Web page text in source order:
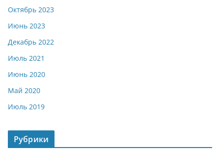
Октябрь 2023
Июнь 2023
Декабрь 2022
Июль 2021
Июнь 2020
Май 2020
Июль 2019
Рубрики